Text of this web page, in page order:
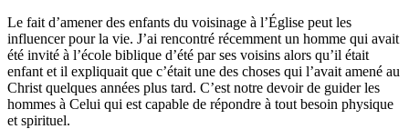
Le fait d’amener des enfants du voisinage à l’Église peut les
influencer pour la vie. J’ai rencontré récemment un homme qui avait
été invité à l’école biblique d’été par ses voisins alors qu’il était
enfant et il expliquait que c’était une des choses qui l’avait amené au
Christ quelques années plus tard. C’est notre devoir de guider les
hommes à Celui qui est capable de répondre à tout besoin physique
et spirituel.